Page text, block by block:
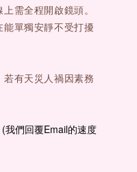
需全程開啟鏡頭。
單獨安靜不受打擾
有天災人禍因素務
我們回覆Email的速度